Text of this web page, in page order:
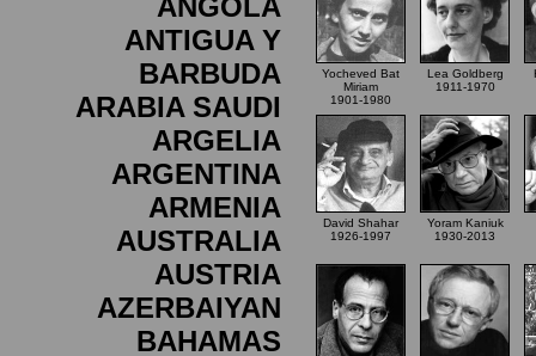
ANGOLA
ANTIGUA Y
BARBUDA
ARABIA SAUDI
ARGELIA
ARGENTINA
ARMENIA
AUSTRALIA
AUSTRIA
AZERBAIYAN
BAHAMAS
Yocheved Bat
Miriam
1901-1980
Lea Goldberg
1911-1970
David Shahar
1926-1997
Yoram Kaniuk
1930-2013